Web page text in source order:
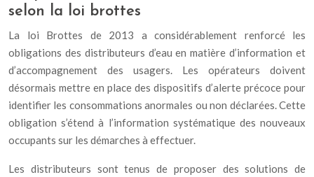
selon la loi brottes
La loi Brottes de 2013 a considérablement renforcé les
obligations des distributeurs d’eau en matière d’information et
d’accompagnement des usagers. Les opérateurs doivent
désormais mettre en place des dispositifs d’alerte précoce pour
identifier les consommations anormales ou non déclarées. Cette
obligation s’étend à l’information systématique des nouveaux
occupants sur les démarches à effectuer.
Les distributeurs sont tenus de proposer des solutions de